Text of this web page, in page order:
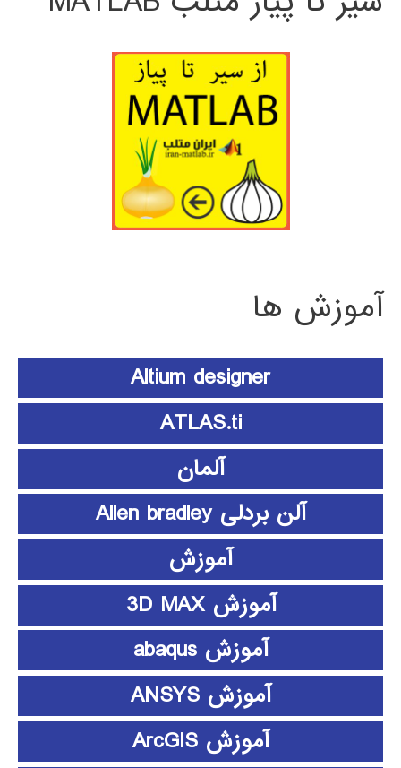
آموزش ها
Altium designer
ATLAS.ti
آلمان
آلن بردلی Allen bradley
آموزش
آموزش 3D MAX
آموزش abaqus
آموزش ANSYS
آموزش ArcGIS